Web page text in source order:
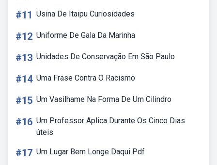
#11 Usina De Itaipu Curiosidades
#12 Uniforme De Gala Da Marinha
#13 Unidades De Conservação Em São Paulo
#14 Uma Frase Contra O Racismo
#15 Um Vasilhame Na Forma De Um Cilindro
#16 Um Professor Aplica Durante Os Cinco Dias
úteis
#17 Um Lugar Bem Longe Daqui Pdf